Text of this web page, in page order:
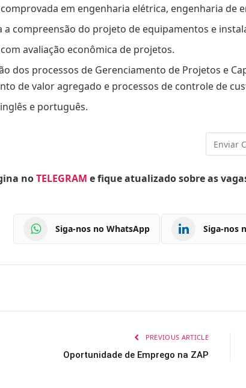
em engenharia elétrica, engenharia de
a compreensão do projeto de equipamentos e
avaliação econômica de projetos.
dos processos de Gerenciamento de Projetos e
de valor agregado e processos de controle de
e português.
noTELEGRAM e fique atualizado sobre as
Siga-nos no WhatsApp Siga-nos
PREVIOUS ARTICLE
Oportunidade de Emprego na ZAP